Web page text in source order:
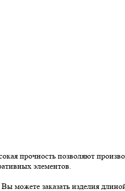
прочность позволяют
элементов.
можете заказать изделия